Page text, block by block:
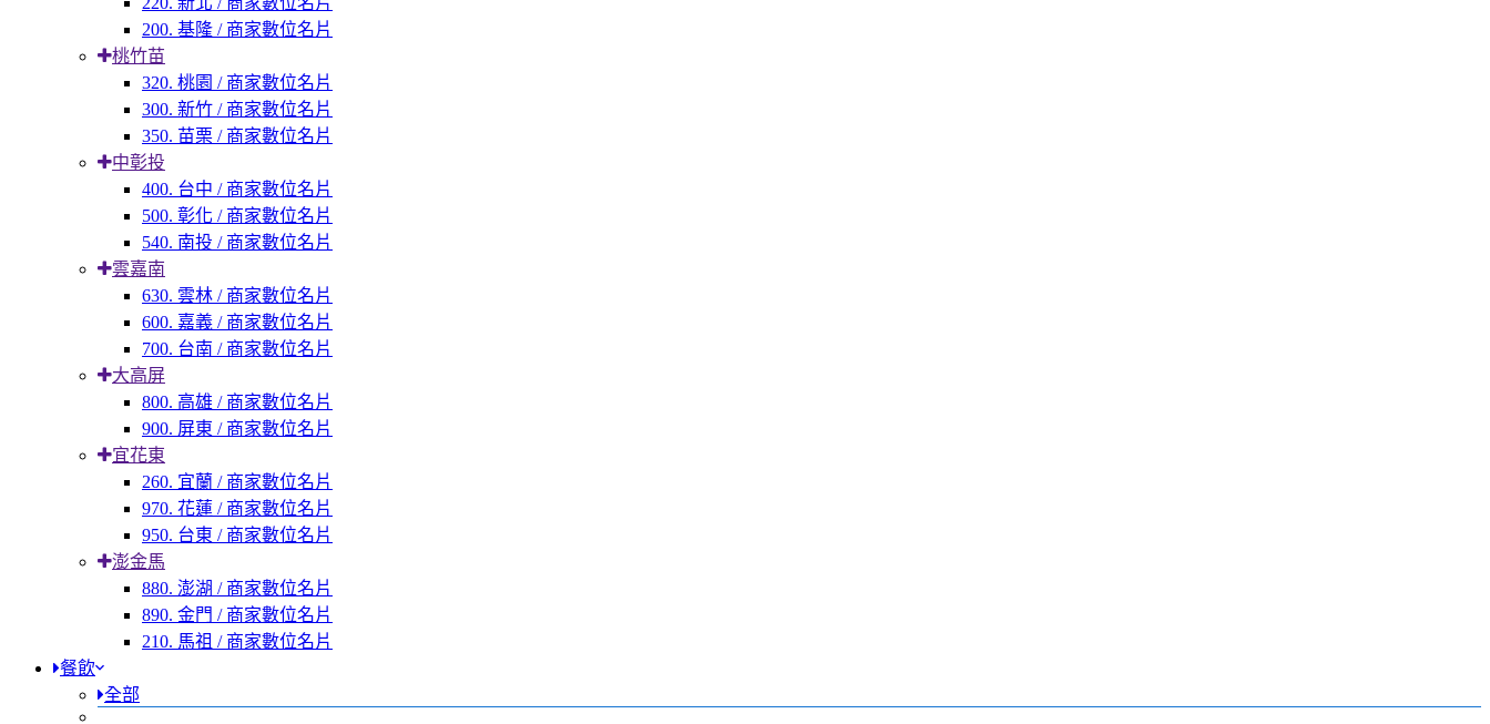
200. 基隆 / 商家數位名片
桃竹苗
320. 桃園 / 商家數位名片
300. 新竹 / 商家數位名片
350. 苗栗 / 商家數位名片
中彰投
400. 台中 / 商家數位名片
500. 彰化 / 商家數位名片
540. 南投 / 商家數位名片
雲嘉南
630. 雲林 / 商家數位名片
600. 嘉義 / 商家數位名片
700. 台南 / 商家數位名片
大高屏
800. 高雄 / 商家數位名片
900. 屏東 / 商家數位名片
宜花東
260. 宜蘭 / 商家數位名片
970. 花蓮 / 商家數位名片
950. 台東 / 商家數位名片
澎金馬
880. 澎湖 / 商家數位名片
890. 金門 / 商家數位名片
210. 馬祖 / 商家數位名片
餐飲
全部